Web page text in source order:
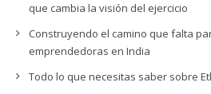
que cambia la visión del ejercicio
Construyendo el camino que falta
emprendedoras en India
Todo lo que necesitas saber sobre